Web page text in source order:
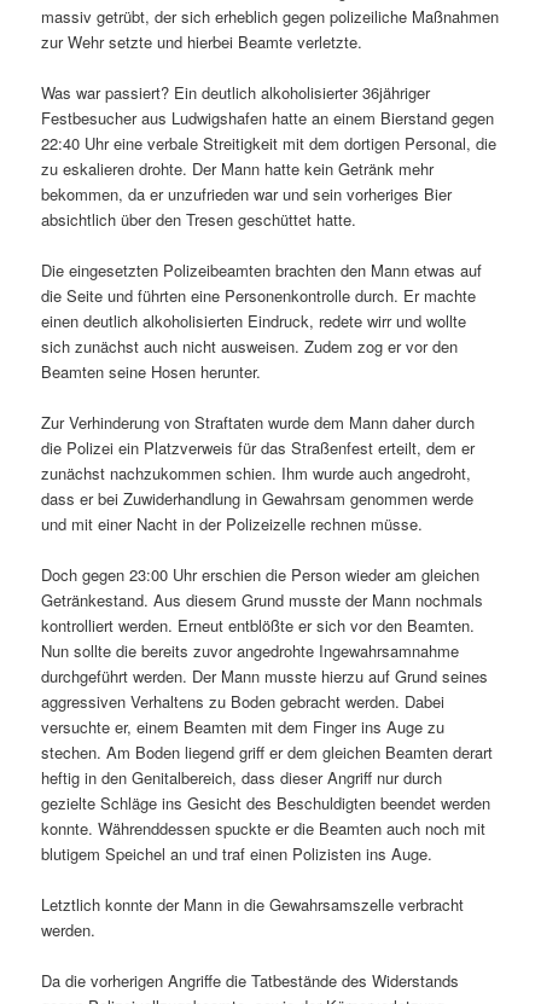
massiv getrübt, der sich erheblich gegen polizeiliche Maßnahmen
zur Wehr setzte und hierbei Beamte verletzte.
Was war passiert? Ein deutlich alkoholisierter 36jähriger
Festbesucher aus Ludwigshafen hatte an einem Bierstand gegen
22:40 Uhr eine verbale Streitigkeit mit dem dortigen Personal, die
zu eskalieren drohte. Der Mann hatte kein Getränk mehr
bekommen, da er unzufrieden war und sein vorheriges Bier
absichtlich über den Tresen geschüttet hatte.
Die eingesetzten Polizeibeamten brachten den Mann etwas auf
die Seite und führten eine Personenkontrolle durch. Er machte
einen deutlich alkoholisierten Eindruck, redete wirr und wollte
sich zunächst auch nicht ausweisen. Zudem zog er vor den
Beamten seine Hosen herunter.
Zur Verhinderung von Straftaten wurde dem Mann daher durch
die Polizei ein Platzverweis für das Straßenfest erteilt, dem er
zunächst nachzukommen schien. Ihm wurde auch angedroht,
dass er bei Zuwiderhandlung in Gewahrsam genommen werde
und mit einer Nacht in der Polizeizelle rechnen müsse.
Doch gegen 23:00 Uhr erschien die Person wieder am gleichen
Getränkestand. Aus diesem Grund musste der Mann nochmals
kontrolliert werden. Erneut entblößte er sich vor den Beamten.
Nun sollte die bereits zuvor angedrohte Ingewahrsamnahme
durchgeführt werden. Der Mann musste hierzu auf Grund seines
aggressiven Verhaltens zu Boden gebracht werden. Dabei
versuchte er, einem Beamten mit dem Finger ins Auge zu
stechen. Am Boden liegend griff er dem gleichen Beamten derart
heftig in den Genitalbereich, dass dieser Angriff nur durch
gezielte Schläge ins Gesicht des Beschuldigten beendet werden
konnte. Währenddessen spuckte er die Beamten auch noch mit
blutigem Speichel an und traf einen Polizisten ins Auge.
Letztlich konnte der Mann in die Gewahrsamszelle verbracht
werden.
Da die vorherigen Angriffe die Tatbestände des Widerstands